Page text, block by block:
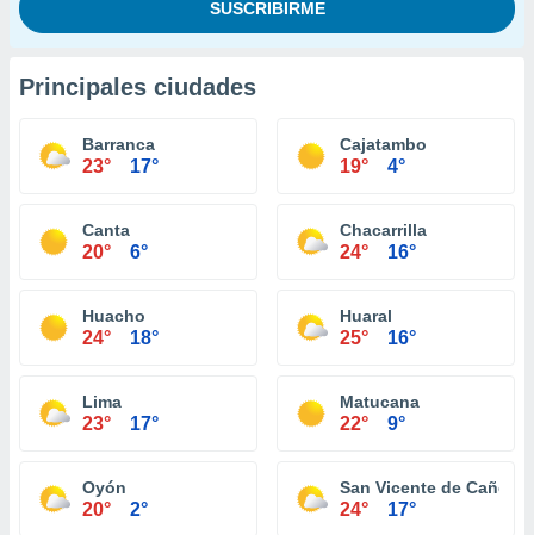
Principales ciudades
Barranca
23° 17°
Cajatambo
19° 4°
Canta
20° 6°
Chacarrilla
24° 16°
Huacho
24° 18°
Huaral
25° 16°
Lima
23° 17°
Matucana
22° 9°
Oyón
20° 2°
San Vicente de Cañete
24° 17°